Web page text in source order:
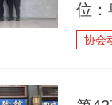
位：
协会